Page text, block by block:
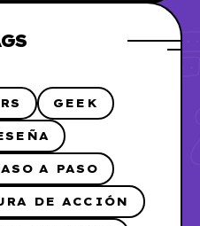
GEEK
A PASO
DE ACCIÓN